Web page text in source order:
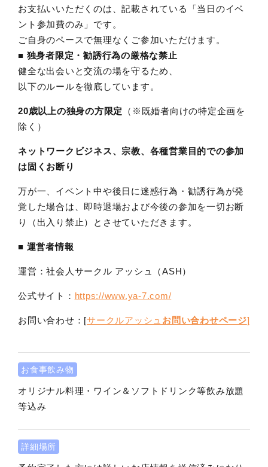
お支払いいただくのは、記載されている「当日のイベ
ント参加費のみ」です。
ご自身のペースで無理なくご参加いただけます。
■ 独身者限定・勧誘行為の厳格な禁止
健全な出会いと交流の場を守るため、
以下のルールを徹底しています。
20歳以上の独身の方限定
（※既婚者向けの特定企画を
除く）
ネットワークビジネス、宗教、各種営業目的での参加
は固くお断り
万が一、イベント中や後日に迷惑行為・勧誘行為が発
覚した場合は、即時退場および今後の参加を一切お断
り（出入り禁止）とさせていただきます。
■ 運営者情報
運営：社会人サークル アッシュ（ASH）
公式サイト： https://www.ya-7.com/
お問い合わせ：[サークルアッシュ お問い合わせページ]
お食事飲み物
オリジナル料理・ワイン＆ソフトドリンク等飲み放題
等込み
詳細場所